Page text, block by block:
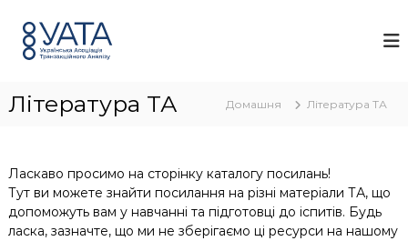
с
а
с
о
ц
Література ТА Домашня Література ТА
Ласкаво просимо на сторінку каталогу посилань!
Тут ви можете знайти посилання на різні матеріали ТА, що
допоможуть вам у навчанні та підготовці до іспитів. Будь
ласка, зазначте, що ми не зберігаємо ці ресурси на нашому